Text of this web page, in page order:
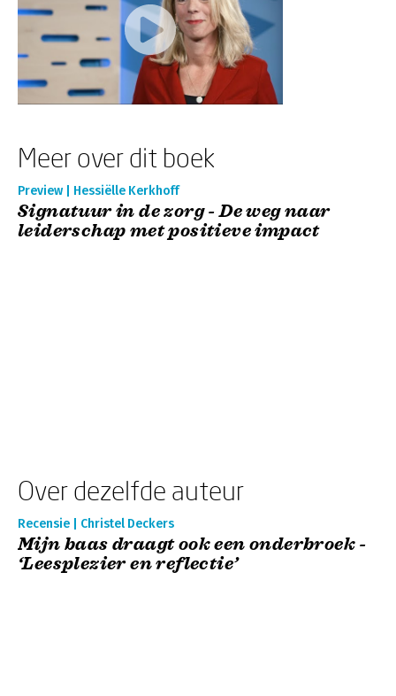
Meer over dit boek
Preview | Hessiëlle Kerkhoff
Signatuur in de zorg - De weg naar
leiderschap met positieve impact
Over dezelfde auteur
Recensie | Christel Deckers
Mijn baas draagt ook een onderbroek -
‘Leesplezier en reflectie’